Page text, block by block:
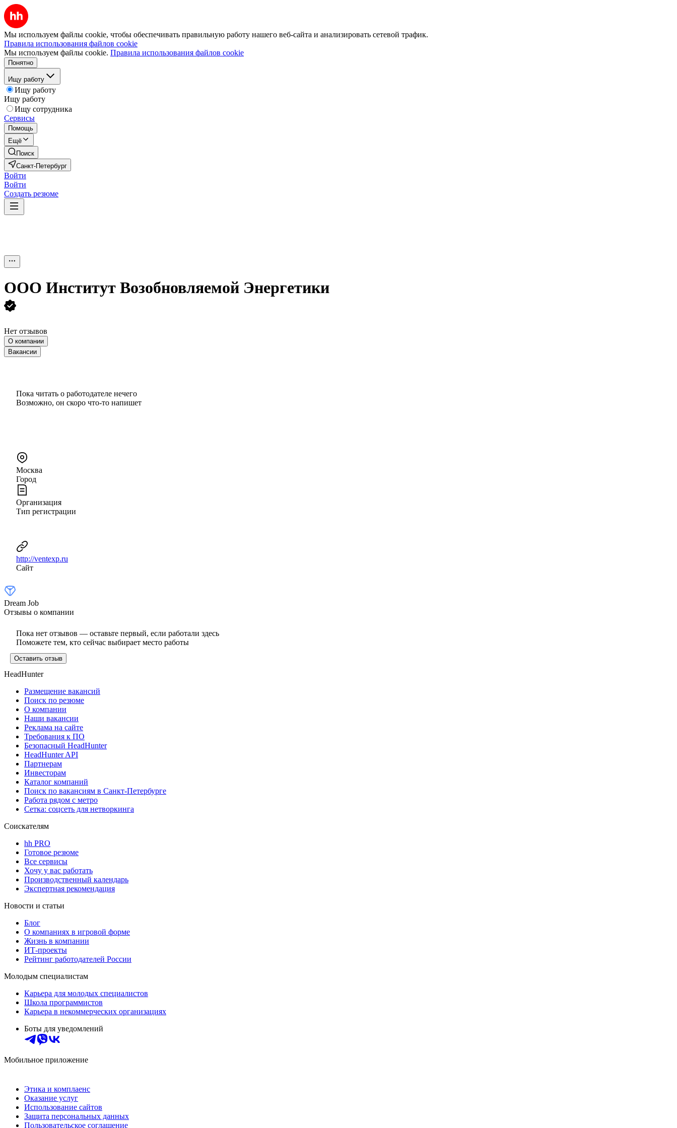
Мы используем файлы cookie, чтобы обеспечивать правильную работу нашего веб-сайта и анализировать сетевой трафик.
Правила использования файлов cookie
Мы используем файлы cookie. Правила использования файлов cookie
Понятно
Ищу работу
Ищу работу
Ищу работу
Ищу сотрудника
Сервисы
Помощь
Ещё
Поиск
Санкт-Петербург
Войти
Войти
Создать резюме
ООО Институт Возобновляемой Энергетики
Нет отзывов
О компании
Вакансии
Пока читать о работодателе нечего
Возможно, он скоро что‑то напишет
Москва
Город
Организация
Тип регистрации
http://ventexp.ru
Сайт
Dream Job
Отзывы о компании
Пока нет отзывов — оставьте первый, если работали здесь
Поможете тем, кто сейчас выбирает место работы
Оставить отзыв
HeadHunter
Размещение вакансий
Поиск по резюме
О компании
Наши вакансии
Реклама на сайте
Требования к ПО
Безопасный HeadHunter
HeadHunter API
Партнерам
Инвесторам
Каталог компаний
Поиск по вакансиям в Санкт-Петербурге
Работа рядом с метро
Сетка: соцсеть для нетворкинга
Соискателям
hh PRO
Готовое резюме
Все сервисы
Хочу у вас работать
Производственный календарь
Экспертная рекомендация
Новости и статьи
Блог
О компаниях в игровой форме
Жизнь в компании
ИТ-проекты
Рейтинг работодателей России
Молодым специалистам
Карьера для молодых специалистов
Школа программистов
Карьера в некоммерческих организациях
Боты для уведомлений
Мобильное приложение
Этика и комплаенс
Оказание услуг
Использование сайтов
Защита персональных данных
Пользовательское соглашение